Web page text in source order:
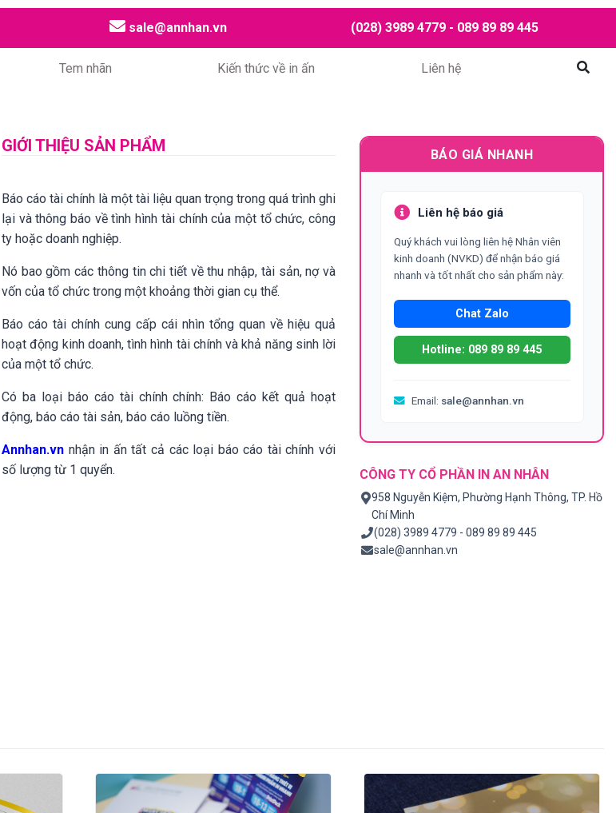
sale@annhan.vn (028) 3989 4779 - 089 89 89 445
Tem nhãn Kiến thức về in ấn
Liên hệ
GIỚI THIỆU SẢN PHẨM
Báo cáo tài chính là một tài liệu quan trọng trong quá trình ghi
lại và thông báo về tình hình tài chính của một tổ chức, công
ty hoặc doanh nghiệp.
Nó bao gồm các thông tin chi tiết về thu nhập, tài sản, nợ và
vốn của tổ chức trong một khoảng thời gian cụ thể.
Báo cáo tài chính cung cấp cái nhìn tổng quan về hiệu quả
hoạt động kinh doanh, tình hình tài chính và khả năng sinh lời
của một tổ chức.
Có ba loại báo cáo tài chính chính: Báo cáo kết quả hoạt
động, báo cáo tài sản, báo cáo luồng tiền.
Annhan.vn nhận in ấn tất cả các loại báo cáo tài chính với
số lượng từ 1 quyển.
BÁO GIÁ NHANH
Liên hệ báo giá
Quý khách vui lòng liên hệ Nhân viên
kinh doanh (NVKD) để nhận báo giá
nhanh và tốt nhất cho sản phẩm này:
Chat Zalo
Hotline: 089 89 89 445
Email: sale@annhan.vn
CÔNG TY CỔ PHẦN IN AN NHÂN
958 Nguyễn Kiệm, Phường Hạnh Thông, TP. Hồ
Chí Minh
(028) 3989 4779 - 089 89 89 445
sale@annhan.vn